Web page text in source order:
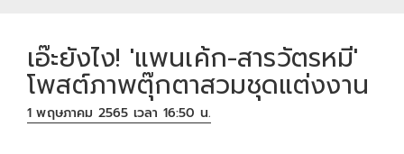
เอ๊ะยังไง! 'แพนเค้ก-สารวัตรหมี'
โพสต์ภาพตุ๊กตาสวมชุดแต่งงาน
1 พฤษภาคม 2565 เวลา 16:50 น.